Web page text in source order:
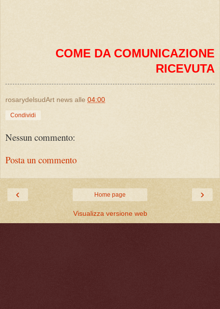
COME DA COMUNICAZIONE
RICEVUTA
rosarydelsudArt news alle 04:00
Condividi
Nessun commento:
Posta un commento
‹ ›
Home page
Visualizza versione web